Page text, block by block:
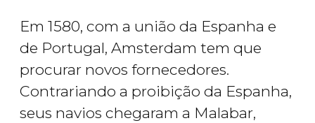
Em 1580, com a união da Espanha e
de Portugal, Amsterdam tem que
procurar novos fornecedores.
Contrariando a proibição da Espanha,
seus navios chegaram a Malabar,